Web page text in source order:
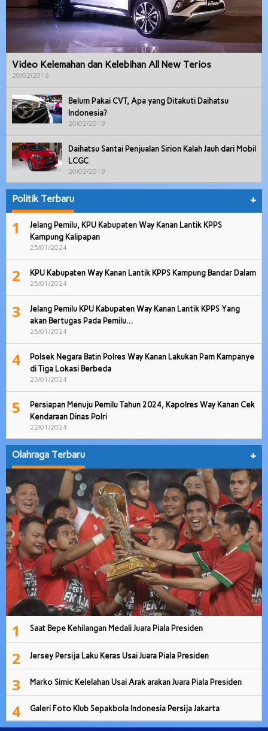
Video Kelemahan dan Kelebihan All New Terios
20/02/2018
Belum Pakai CVT, Apa yang Ditakuti Daihatsu
Indonesia?
20/02/2018
Daihatsu Santai Penjualan Sirion Kalah Jauh dari Mobil
LCGC
20/02/2018
Politik Terbaru +
1
Jelang Pemilu, KPU Kabupaten Way Kanan Lantik KPPS
Kampung Kalipapan
25/01/2024
2 KPU Kabupaten Way Kanan Lantik KPPS Kampung Bandar Dalam
25/01/2024
3
Jelang Pemilu KPU Kabupaten Way Kanan Lantik KPPS Yang
akan Bertugas Pada Pemilu…
25/01/2024
4
Polsek Negara Batin Polres Way Kanan Lakukan Pam Kampanye
di Tiga Lokasi Berbeda
23/01/2024
5
Persiapan Menuju Pemilu Tahun 2024, Kapolres Way Kanan Cek
Kendaraan Dinas Polri
22/01/2024
Olahraga Terbaru +
1 Saat Bepe Kehilangan Medali Juara Piala Presiden
2 Jersey Persija Laku Keras Usai Juara Piala Presiden
3 Marko Simic Kelelahan Usai Arak arakan Juara Piala Presiden
4 Galeri Foto Klub Sepakbola Indonesia Persija Jakarta